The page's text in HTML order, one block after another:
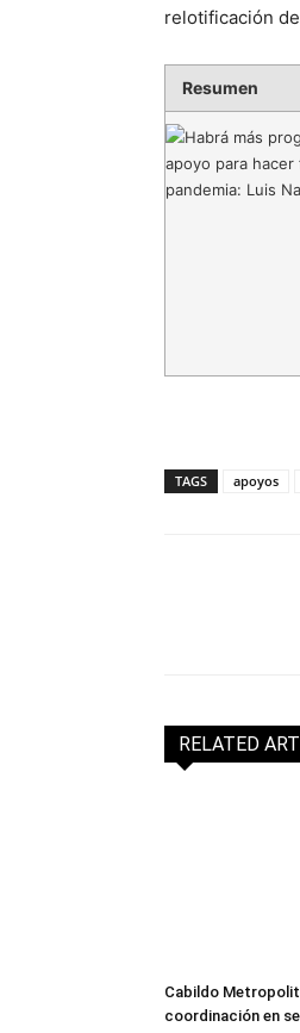
relotificación
Resumen
TAGS apoyos
RELATED
Cabildo
coordinación en